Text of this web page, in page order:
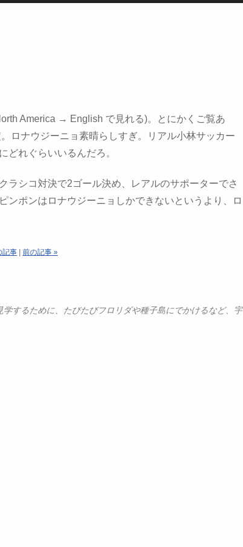
America → English で見れる)。とにかくご覧あ
ロナウジーニョ素晴らしすぎ。リアル小林サッカー
どれぐらいいるんだろ。
ラシコ対決で2ゴール決め、レアルのサポーターでさ
ンポンはロナウジーニョしかできないというより、ロ
記事 前の記事 »
するために、たびたびフロリダや種子島にでかけるなど、宇